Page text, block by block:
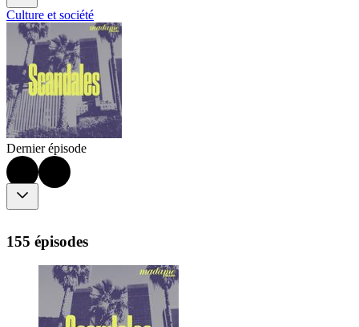
Culture et société
Dernier épisode
155 épisodes